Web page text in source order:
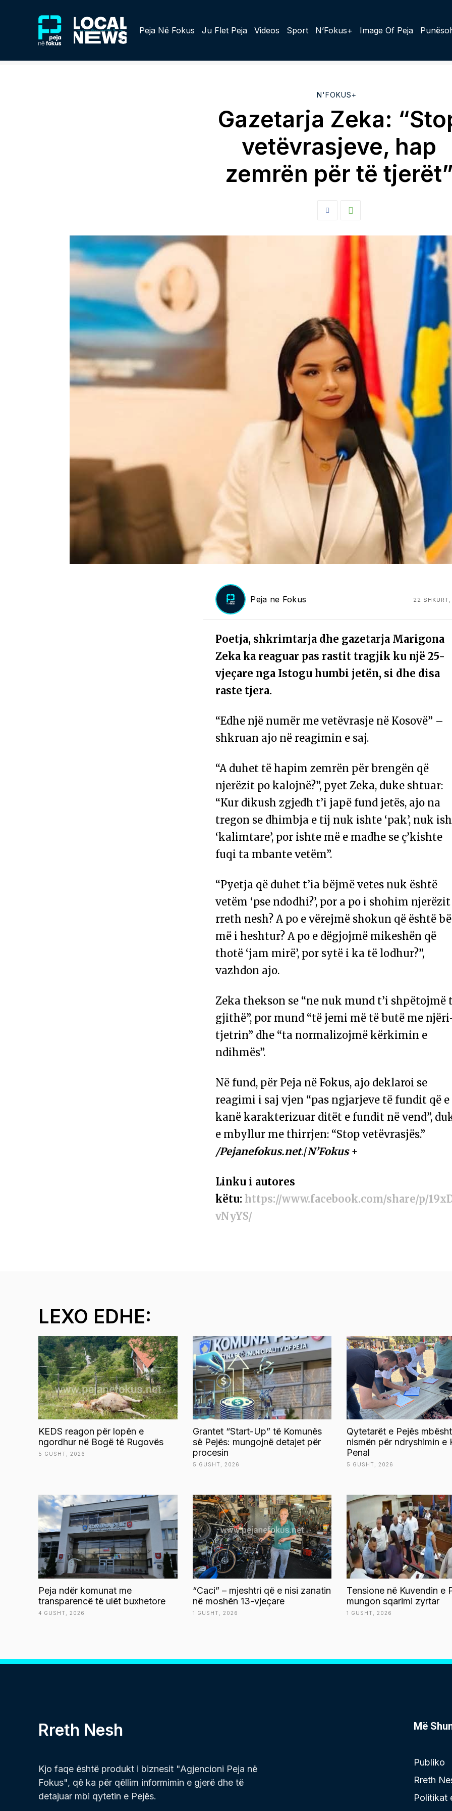
Peja Në Fokus Ju Flet Peja Videos Sport N’Fokus+ Image Of Peja
N'FOKUS+
Gazetarja Zeka:
vetëvrasjeve, hap
zemrën për të
Peja ne Fokus 22
Poetja, shkrimtarja dhe gazetarja Marigona
Zeka ka reaguar pas rastit tragjik ku një 25-
vjeçare nga Istogu humbi jetën, si dhe disa
raste tjera.
“Edhe një numër me vetëvrasje në Kosovë” –
shkruan ajo në reagimin e saj.
“A duhet të hapim zemrën për brengën që
njerëzit po kalojnë?”, pyet Zeka, duke shtuar:
“Kur dikush zgjedh t’i japë fund jetës, ajo na
tregon se dhimbja e tij nuk ishte ‘pak’, nuk
‘kalimtare’, por ishte më e madhe se ç’kishte
fuqi ta mbante vetëm”.
“Pyetja që duhet t’ia bëjmë vetes nuk është
vetëm ‘pse ndodhi?’, por a po i shohim njerëzit
rreth nesh? A po e vërejmë shokun që është
më i heshtur? A po e dëgjojmë mikeshën që
thotë ‘jam mirë’, por sytë i ka të lodhur?”,
vazhdon ajo.
Zeka thekson se “ne nuk mund t’i shpëtojmë
gjithë”, por mund “të jemi më të butë me
tjetrin” dhe “ta normalizojmë kërkimin e
ndihmës”.
Në fund, për Peja në Fokus, ajo deklaroi se
reagimi i saj vjen “pas ngjarjeve të fundit që e
kanë karakterizuar ditët e fundit në vend”,
e mbyllur me thirrjen: “Stop vetëvrasjës.”
/Pejanefokus.net./N’Fokus+
Linku i autores
këtu:https://www.facebook.com/share/p/
vNyYS/
LEXO EDHE:
KEDS reagon për lopën e
ngordhur në Bogë të Rugovës
5 GUSHT, 2026
Grantet “Start-Up” të Komunës
së Pejës: mungojnë detajet për
procesin
5 GUSHT, 2026
Qytetarët e Pejës
nismën për ndryshimin e
Penal
5 GUSHT, 2026
Peja ndër komunat me
transparencë të ulët buxhetore
4 GUSHT, 2026
“Caci” – mjeshtri që e nisi zanatin
në moshën 13-vjeçare
1 GUSHT, 2026
Tensione në Kuvendin e
mungon sqarimi zyrtar
1 GUSHT, 2026
Rreth Nesh
Kjo faqe është produkt i biznesit "Agjencioni Peja në
Fokus", që ka për qëllim informimin e gjerë dhe të
detajuar mbi qytetin e Pejës.
Më
Publiko
Rreth
Politikat